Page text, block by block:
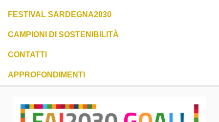
FESTIVAL SARDEGNA2030
CAMPIONI DI SOSTENIBILITÀ
CONTATTI
APPROFONDIMENTI